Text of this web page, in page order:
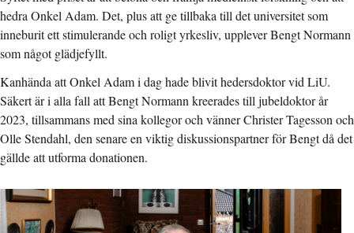
hedra Onkel Adam. Det, plus att ge tillbaka till det universitet som
inneburit ett stimulerande och roligt yrkesliv, upplever Bengt Normann
som något glädjefyllt.
Kanhända att Onkel Adami dag hade blivit hedersdoktor vid LiU.
Säkert är i alla fall att Bengt Normann kreerades till jubeldoktor år
2023, tillsammans med sina kollegor och vänner Christer Tagesson och
Olle Stendahl, den senare en viktig diskussionspartner för Bengt då det
gällde att utforma donationen.